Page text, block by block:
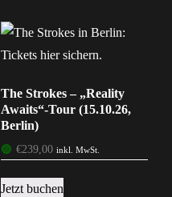
The Strokes – „Reality
Awaits“-Tour (15.10.26,
Berlin)
🟢 €239,00 inkl. MwSt.
Jetzt buchen